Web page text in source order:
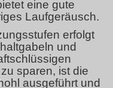
eine gute
Laufgeräusch.
erfolgt
und
sparen, ist die
ausgeführt und